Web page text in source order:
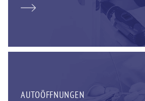
AUTOÖFFNUNGEN